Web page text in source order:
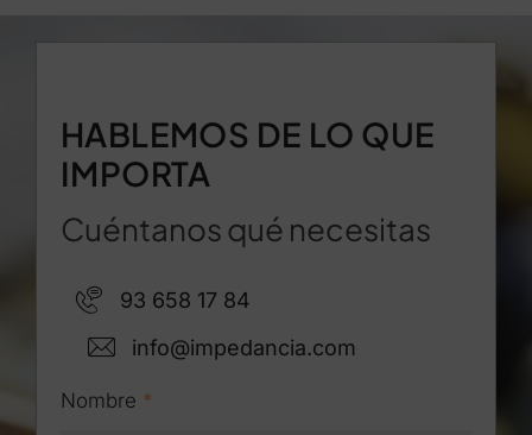
HABLEMOS DE LO QUE
IMPORTA
Cuéntanos qué necesitas
93 658 17 84
info@impedancia.com
Nombre *